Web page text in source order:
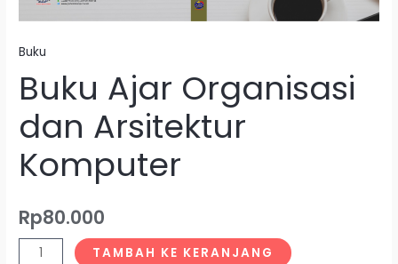
Buku
Buku Ajar Organisasi
dan Arsitektur
Komputer
Rp80.000
TAMBAH KE KERANJANG